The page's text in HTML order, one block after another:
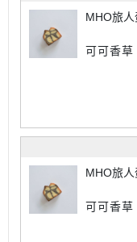
MHO旅人
可可香草
MHO旅人
可可香草